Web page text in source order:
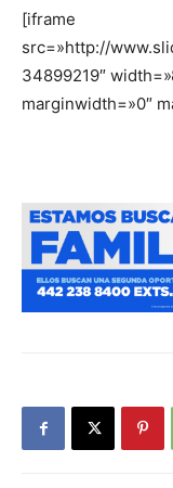
[iframe
src=»http://
34899219″
marginwidth=»0″